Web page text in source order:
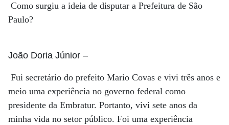
Como surgiu a ideia de disputar a Prefeitura de São
Paulo?
João Doria Júnior –
Fui secretário do prefeito Mario Covas e vivi três anos e
meio uma experiência no governo federal como
presidente da Embratur. Portanto, vivi sete anos da
minha vida no setor público. Foi uma experiência